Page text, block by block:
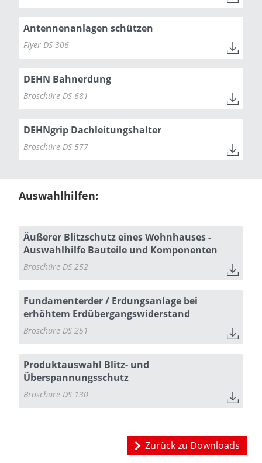
Antennenanlagen schützen
Flyer DS 306
DEHN Bahnerdung
Broschüre DS 681
DEHNgrip Dachleitungshalter
Broschüre DS 577
Auswahlhilfen:
Äußerer Blitzschutz eines Wohnhauses -
Auswahlhilfe Bauteile und Komponenten
Broschüre DS 252
Fundamenterder / Erdungsanlage bei
erhöhtem Erdübergangswiderstand
Broschüre DS 251
Produktauswahl Blitz- und
Überspannungsschutz
Broschüre DS 130
Zurück zu Downloads